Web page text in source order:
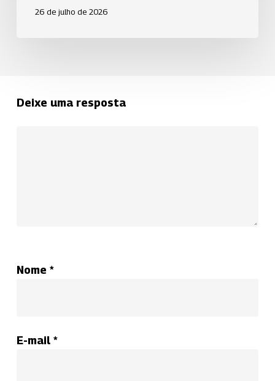
26 de julho de 2026
Deixe uma resposta
Nome *
E-mail *